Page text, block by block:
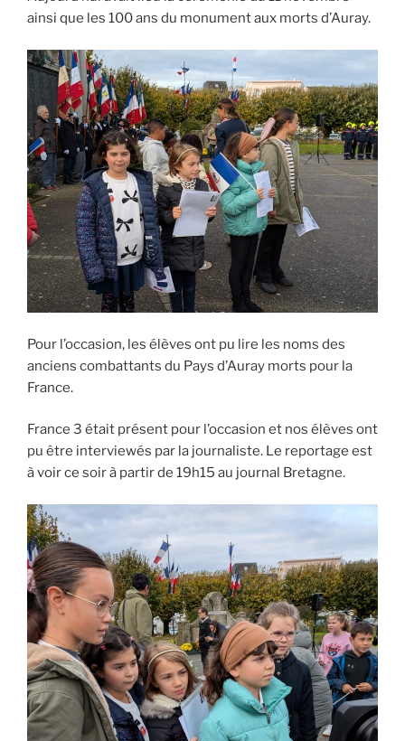
ainsi que les 100 ans du monument aux morts d’Auray.
Pour l’occasion, les élèves ont pu lire les noms des
anciens combattants du Pays d’Auray morts pour la
France.
France 3 était présent pour l’occasion et nos élèves ont
pu être interviewés par la journaliste. Le reportage est
à voir ce soir à partir de 19h15 au journal Bretagne.